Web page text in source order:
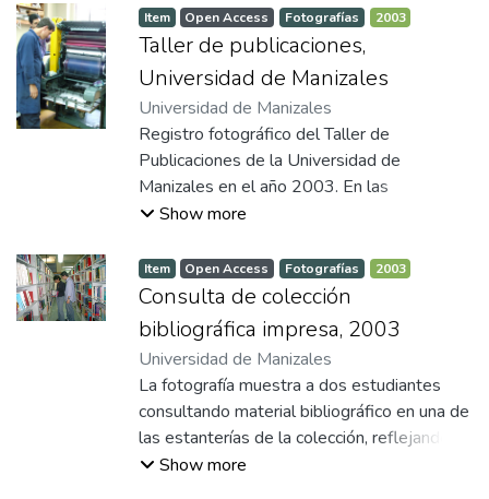
atención con material bibliográfico
especializado en el área de la salud,
dispuesto en estanterías y vitrinas. Este
servicio estaba orientado a facilitar el
acceso a textos académicos para
estudiantes de medicina, quienes podían
adquirir los libros requeridos para su
formación.
Item Open Access Fotografías 2003
Taller de publicaciones,
Universidad de Manizales
Universidad de Manizales
Registro fotográfico del Taller de
Publicaciones de la Universidad de
Manizales en el año 2003. En las
fotografías aparece José Ramiro Trujillo,
publicaciones de la Universidad de
Manizales. Él está supervisando el proceso
de impresión en la máquina litográfica. Este
espacio funcionó como imprenta
universitaria hasta aproximadamente el año
2012, constituyéndose en un escenario
clave para la edición y circulación de
publicaciones impresas de la institución.
Show more
Item Open Access Fotografías 2003
Consulta de colección
bibliográfica impresa, 2003
Universidad de Manizales
La fotografía muestra a dos estudiantes
consultando material bibliográfico en una de
las estanterías de la colección, reflejando
las dinámicas de estudio del momento,
Show more